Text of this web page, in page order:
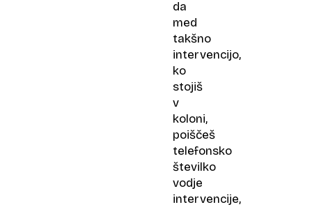
da
med
takšno
intervencijo,
ko
stojiš
v
koloni,
poiščeš
telefonsko
številko
vodje
intervencije,